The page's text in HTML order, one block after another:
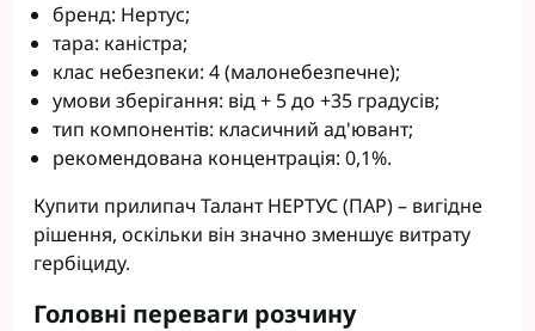
бренд: Нертус;
тара: каністра;
клас небезпеки: 4 (малонебезпечне);
умови зберігання: від + 5 до +35 градусів;
тип компонентів: класичний ад'ювант;
рекомендована концентрація: 0,1%.
Купити прилипач Талант НЕРТУС (ПАР) – вигідне
рішення, оскільки він значно зменшує витрату
гербіциду.
Головні переваги розчину